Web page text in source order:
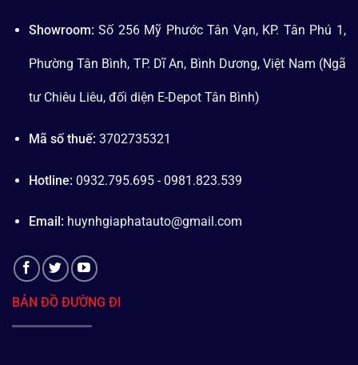
Showroom: Số 256 Mỹ Phước Tân Vạn, KP. Tân Phú 1,
Phường Tân Bình, TP. Dĩ An, Bình Dương, Việt Nam (Ngã
tư Chiêu Liêu, đối diện E-Depot Tân Bình)
Mã số thuế: 3702735321
Hotline: 0932.795.695 - 0981.823.539
Email: huynhgiaphatauto@gmail.com
BẢN ĐỒ ĐƯỜNG ĐI